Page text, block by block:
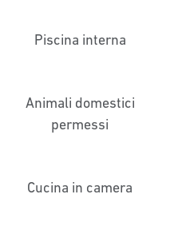
Piscina interna
Animali domestici
permessi
Cucina in camera